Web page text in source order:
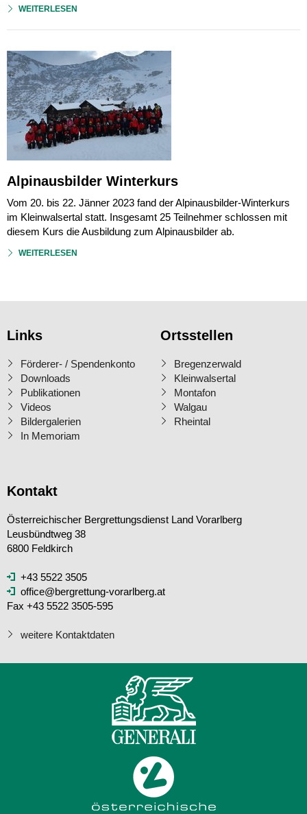
WEITERLESEN
Alpinausbilder Winterkurs
Vom 20. bis 22. Jänner 2023 fand der Alpinausbilder-Winterkurs
im Kleinwalsertal statt. Insgesamt 25 Teilnehmer schlossen mit
diesem Kurs die Ausbildung zum Alpinausbilder ab.
WEITERLESEN
Links
Förderer- / Spendenkonto
Downloads
Publikationen
Videos
Bildergalerien
In Memoriam
Ortsstellen
Bregenzerwald
Kleinwalsertal
Montafon
Walgau
Rheintal
Kontakt
Österreichischer Bergrettungsdienst Land Vorarlberg
Leusbündtweg 38
6800 Feldkirch
+43 5522 3505
office@bergrettung-vorarlberg.at
Fax +43 5522 3505-595
weitere Kontaktdaten